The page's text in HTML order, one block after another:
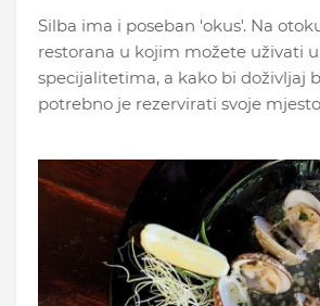
Silba ima i poseban 'okus'. Na
restorana u kojim možete uživati
specijalitetima, a kako bi doživljaj
potrebno je rezervirati svoje